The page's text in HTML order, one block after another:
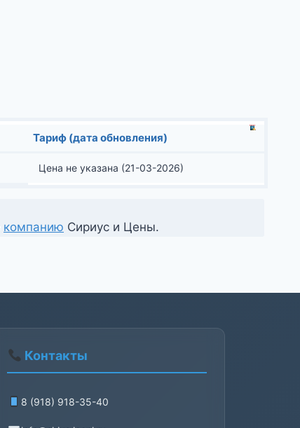
Тариф (дата обновления)
Цена не указана (21-03-2026)
компанию Сириус и Цены.
Контакты
8 (918) 918-35-40